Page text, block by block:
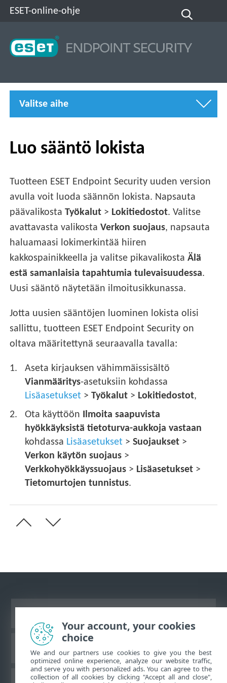
ESET-online-ohje
Valitse aihe
Luo sääntö lokista
Tuotteen ESET Endpoint Security uuden version
avulla voit luoda säännön lokista. Napsauta
päävalikostaTyökalut > Lokitiedostot. Valitse
avattavasta valikostaVerkon suojaus, napsauta
haluamaasi lokimerkintää hiiren
kakkospainikkeella ja valitse pikavalikostaÄlä
estä samanlaisia tapahtumia tulevaisuudessa.
Uusi sääntö näytetään ilmoitusikkunassa.
Jotta uusien sääntöjen luominen lokista olisi
sallittu, tuotteen ESET Endpoint Security on
oltava määritettynä seuraavalla tavalla:
Aseta kirjauksen vähimmäissisältö
Vianmääritys-asetuksiin kohdassa
Lisäasetukset >Työkalut > Lokitiedostot,
Ota käyttöön
Ilmoita saapuvista
hyökkäyksistä tietoturva-aukkoja vastaan
kohdassa Lisäasetukset >Suojaukset >
Verkon käytön suojaus >
Verkkohyökkäyssuojaus > Lisäasetukset >
Tietomurtojen tunnistus.
ESET-tietämyskanta
Your account, your cookies
choice
We and our partners use cookies to give you the best
optimized online experience, analyze our website traffic,
and serve you with personalized ads. You can agree to the
collection of all cookies by clicking "Accept all and close",